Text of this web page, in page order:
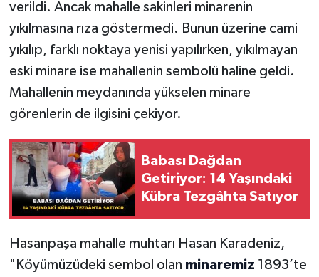
verildi. Ancak mahalle sakinleri minarenin
yıkılmasına rıza göstermedi. Bunun üzerine cami
yıkılıp, farklı noktaya yenisi yapılırken, yıkılmayan
eski minare ise mahallenin sembolü haline geldi.
Mahallenin meydanında yükselen minare
görenlerin de ilgisini çekiyor.
Babası Dağdan
Getiriyor: 14 Yaşındaki
Kübra Tezgâhta Satıyor
Hasanpaşa mahalle muhtarı Hasan Karadeniz,
"Köyümüzüdeki sembol olan minaremiz 1893’te